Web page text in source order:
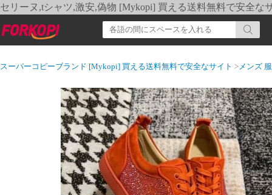
セリーヌ,tシャツ,激安,偽物 [Mykopi] 買える送料無料で安全な
スーパーコピーブランド [Mykopi] 買える送料無料で安全なサイト >メンズ 服